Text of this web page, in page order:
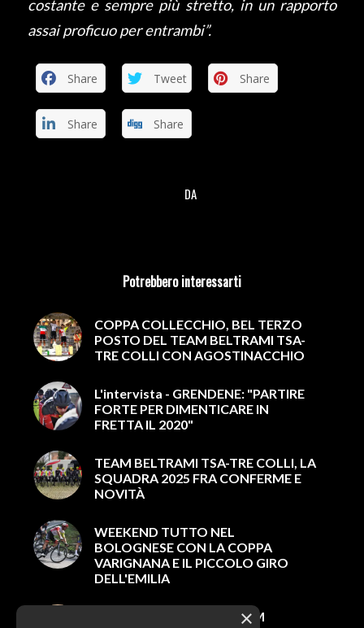
costante e sempre più stretto, in un rapporto
assai proficuo per entrambi”.
Share Tweet Share
Share Share
DA
Potrebbero interessarti
COPPA COLLECCHIO, BEL TERZO
POSTO DEL TEAM BELTRAMI TSA-
TRE COLLI CON AGOSTINACCHIO
L'intervista - GRENDENE: "PARTIRE
FORTE PER DIMENTICARE IN
FRETTA IL 2020"
TEAM BELTRAMI TSA-TRE COLLI, LA
SQUADRA 2025 FRA CONFERME E
NOVITÀ
WEEKEND TUTTO NEL
BOLOGNESE CON LA COPPA
VARIGNANA E IL PICCOLO GIRO
DELL'EMILIA
NUOVO LOOK PER IL TEAM
×